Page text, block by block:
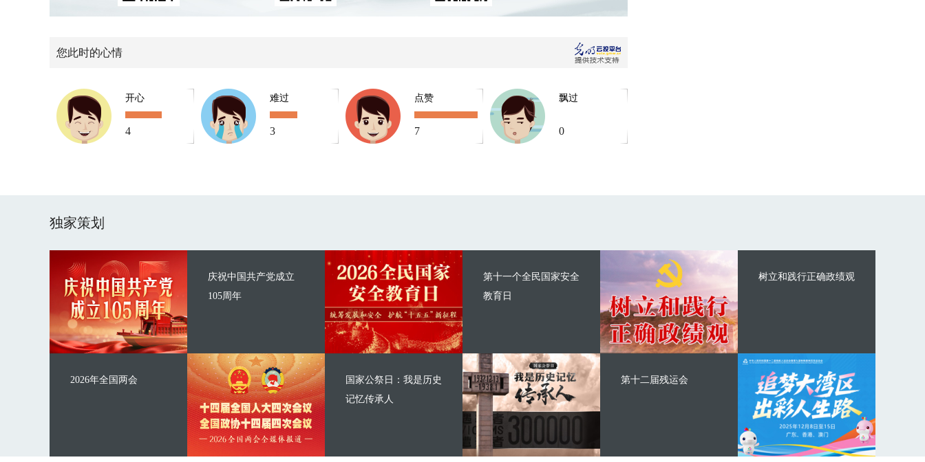
您此时的心情
开心
4
难过
3
点赞
7
飘过
0
独家策划
庆祝中国共产党成立
105周年
2026年全国两会
第十一个全民国家安全
教育日
国家公祭日：我是历史
记忆传承人
树立和践行正确政绩观
第十二届残运会